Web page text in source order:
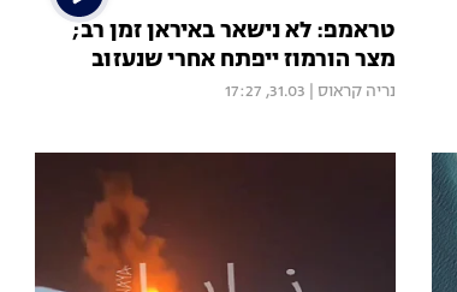
טראמפ: לא נישאר באיראן זמן רב;
מצר הורמוז ייפתח אחרי שנעזוב
נריה קראוס 31.03, 17:27